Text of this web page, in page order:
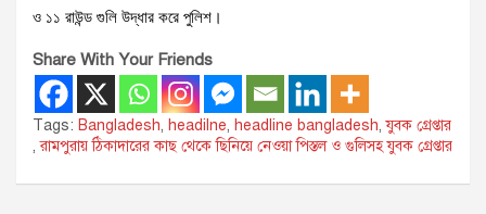
ও ১১ রাউন্ড গুলি উদ্ধার করে পুলিশ।
Share With Your Friends
Tags: Bangladesh, headilne, headline bangladesh,যুবক গ্রেপ্তার
,রামপুরায় ঠিকাদারের কাছ থেকে ছিনিয়ে নেওয়া পিস্তল ও গুলিসহ যুবক গ্রেপ্তার